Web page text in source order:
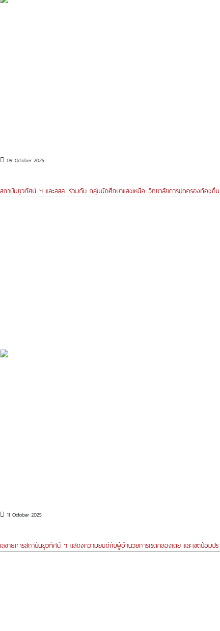
09 October 2025
สถาบันยุวทัศน์ ฯ และสสส. ร่วมกับ กลุ่มนักศึกษาแสงเหนือ วิทยาลัยการปกครองท้องถิ่
11 October 2025
เลขาธิการสถาบันยุวทัศน์ ฯ แสดงความยินดีกับผู้อำนวยการเขตคลองเตย และเขตป้อมป